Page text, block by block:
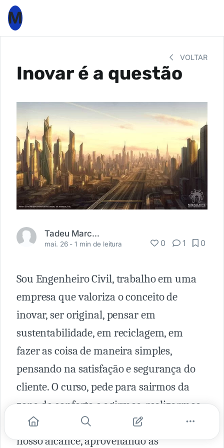
M
VOLTAR
Inovar é a questão
Tadeu Marcos Razera
mai. 26 -1 min de leitura 0 1 0
Sou Engenheiro Civil, trabalho em uma
empresa que valoriza o conceito de
inovar, ser original, pensar em
sustentabilidade, em reciclagem, em
fazer as coisa de maneira simples,
pensando na satisfação e segurança do
cliente. O curso, pede para sairmos da
zona de conforto e agirmos, realizarmos
e transformarmos tudo que está em
nosso alcance, aproveitando as